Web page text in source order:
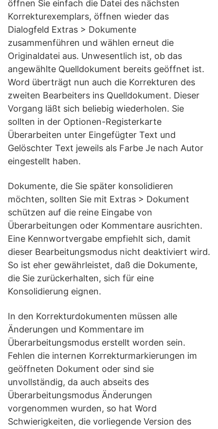
öffnen Sie einfach die Datei des nächsten
Korrekturexemplars, öffnen wieder das
Dialogfeld Extras > Dokumente
zusammenführen und wählen erneut die
Originaldatei aus. Unwesentlich ist, ob das
angewählte Quelldokument bereits geöffnet ist.
Word überträgt nun auch die Korrekturen des
zweiten Bearbeiters ins Quelldokument. Dieser
Vorgang läßt sich beliebig wiederholen. Sie
sollten in der Optionen-Registerkarte
Überarbeiten unter Eingefügter Text und
Gelöschter Text jeweils als Farbe Je nach Autor
eingestellt haben.
Dokumente, die Sie später konsolidieren
möchten, sollten Sie mit Extras > Dokument
schützen auf die reine Eingabe von
Überarbeitungen oder Kommentare ausrichten.
Eine Kennwortvergabe empfiehlt sich, damit
dieser Bearbeitungsmodus nicht deaktiviert wird.
So ist eher gewährleistet, daß die Dokumente,
die Sie zurückerhalten, sich für eine
Konsolidierung eignen.
In den Korrekturdokumenten müssen alle
Änderungen und Kommentare im
Überarbeitungsmodus erstellt worden sein.
Fehlen die internen Korrekturmarkierungen im
geöffneten Dokument oder sind sie
unvollständig, da auch abseits des
Überarbeitungsmodus Änderungen
vorgenommen wurden, so hat Word
Schwierigkeiten, die vorliegende Version des